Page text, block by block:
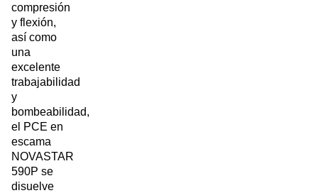
compresión
y flexión,
así como
una
excelente
trabajabilidad
y
bombeabilidad,
el PCE en
escama
NOVASTAR
590P se
disuelve